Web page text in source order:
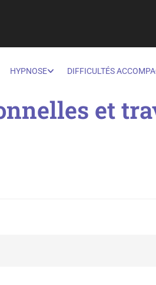
HYPNOSE DIFFICULTÉS
et